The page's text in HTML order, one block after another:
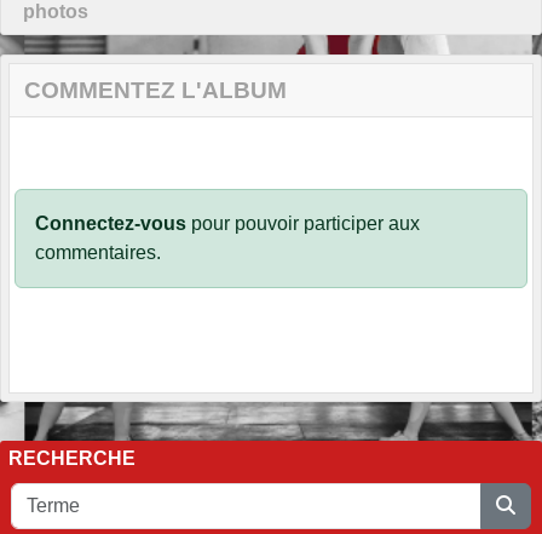
photos
COMMENTEZ L'ALBUM
Connectez-vous pour pouvoir participer aux
commentaires.
RECHERCHE